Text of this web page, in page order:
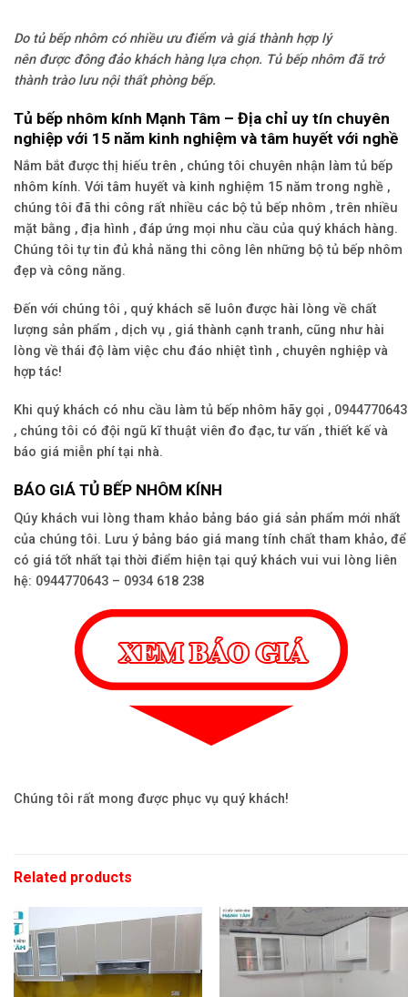
Do tủ bếp nhôm có nhiều ưu điểm và giá thành hợp lý
nên được đông đảo khách hàng lựa chọn. Tủ bếp nhôm đã trở
thành trào lưu nội thất phòng bếp.
Tủ bếp nhôm kính Mạnh Tâm – Địa chỉ uy tín chuyên
nghiệp với 15 năm kinh nghiệm và tâm huyết với nghề
Nắm bắt được thị hiếu trên , chúng tôi chuyên nhận làm tủ bếp
nhôm kính. Với tâm huyết và kinh nghiệm 15 năm trong nghề ,
chúng tôi đã thi công rất nhiều các bộ tủ bếp nhôm , trên nhiều
mặt bằng , địa hình , đáp ứng mọi nhu cầu của quý khách hàng.
Chúng tôi tự tin đủ khả năng thi công lên những bộ tủ bếp nhôm
đẹp và công năng.
Đến với chúng tôi , quý khách sẽ luôn được hài lòng về chất
lượng sản phẩm , dịch vụ , giá thành cạnh tranh, cũng như hài
lòng về thái độ làm việc chu đáo nhiệt tình , chuyên nghiệp và
hợp tác!
Khi quý khách có nhu cầu làm tủ bếp nhôm hãy gọi , 0944770643
, chúng tôi có đội ngũ kĩ thuật viên đo đạc, tư vấn , thiết kế và
báo giá miễn phí tại nhà.
BÁO GIÁ TỦ BẾP NHÔM KÍNH
Qúy khách vui lòng tham khảo bảng báo giá sản phẩm mới nhất
của chúng tôi. Lưu ý bảng báo giá mang tính chất tham khảo, để
có giá tốt nhất tại thời điểm hiện tại quý khách vui vui lòng liên
hệ: 0944770643 – 0934 618 238
Chúng tôi rất mong được phục vụ quý khách!
Related products